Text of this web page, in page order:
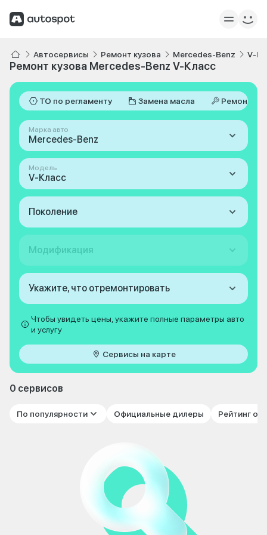
Автосервисы Ремонт кузова Mercedes-Benz V-
Ремонт кузова Mercedes-Benz V-Класс
ТО по регламенту Замена масла Ремонт
Марка авто
Mercedes-Benz
Модель
V-Класс
Поколение
Модификация
Укажите, что отремонтировать
Чтобы увидеть цены, укажите полные параметры авто
и услугу
Сервисы на карте
0 сервисов
По популярности Официальные дилеры Рейтинг